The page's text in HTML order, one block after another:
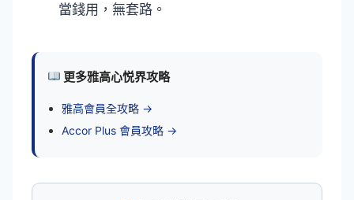
當錢用，無套路。
更多雅高心悦界攻略
雅高會員全攻略 →
Accor Plus 會員攻略 →